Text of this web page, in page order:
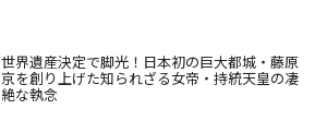
世界遺産決定で脚光！日本初の巨大都城・藤原
京を創り上げた知られざる女帝・持統天皇の凄
絶な執念